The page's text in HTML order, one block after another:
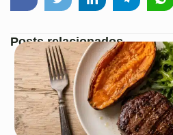
Posts relacionados